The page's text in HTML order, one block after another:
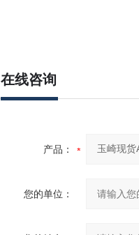
在线咨询
产品：
您的单位：